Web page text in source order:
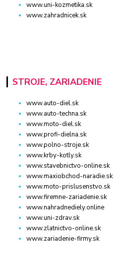
www.uni-kozmetika.sk
www.zahradnicek.sk
STROJE, ZARIADENIE
www.auto-diel.sk
www.auto-techna.sk
www.moto-diel.sk
www.profi-dielna.sk
www.polno-stroje.sk
www.krby-kotly.sk
www.stavebnictvo-online.sk
www.maxiobchod-naradie.sk
www.moto-prislusenstvo.sk
www.firemne-zariadenie.sk
www.nahradnediely.online
www.uni-zdrav.sk
www.zlatnictvo-online.sk
www.zariadenie-firmy.sk